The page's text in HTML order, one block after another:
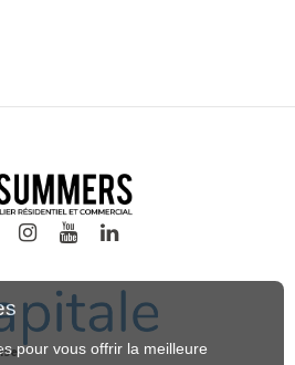
pour vous offrir la meilleure